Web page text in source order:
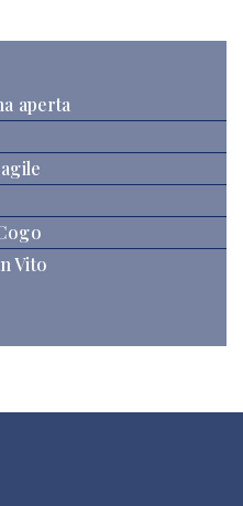
aperta
Vito